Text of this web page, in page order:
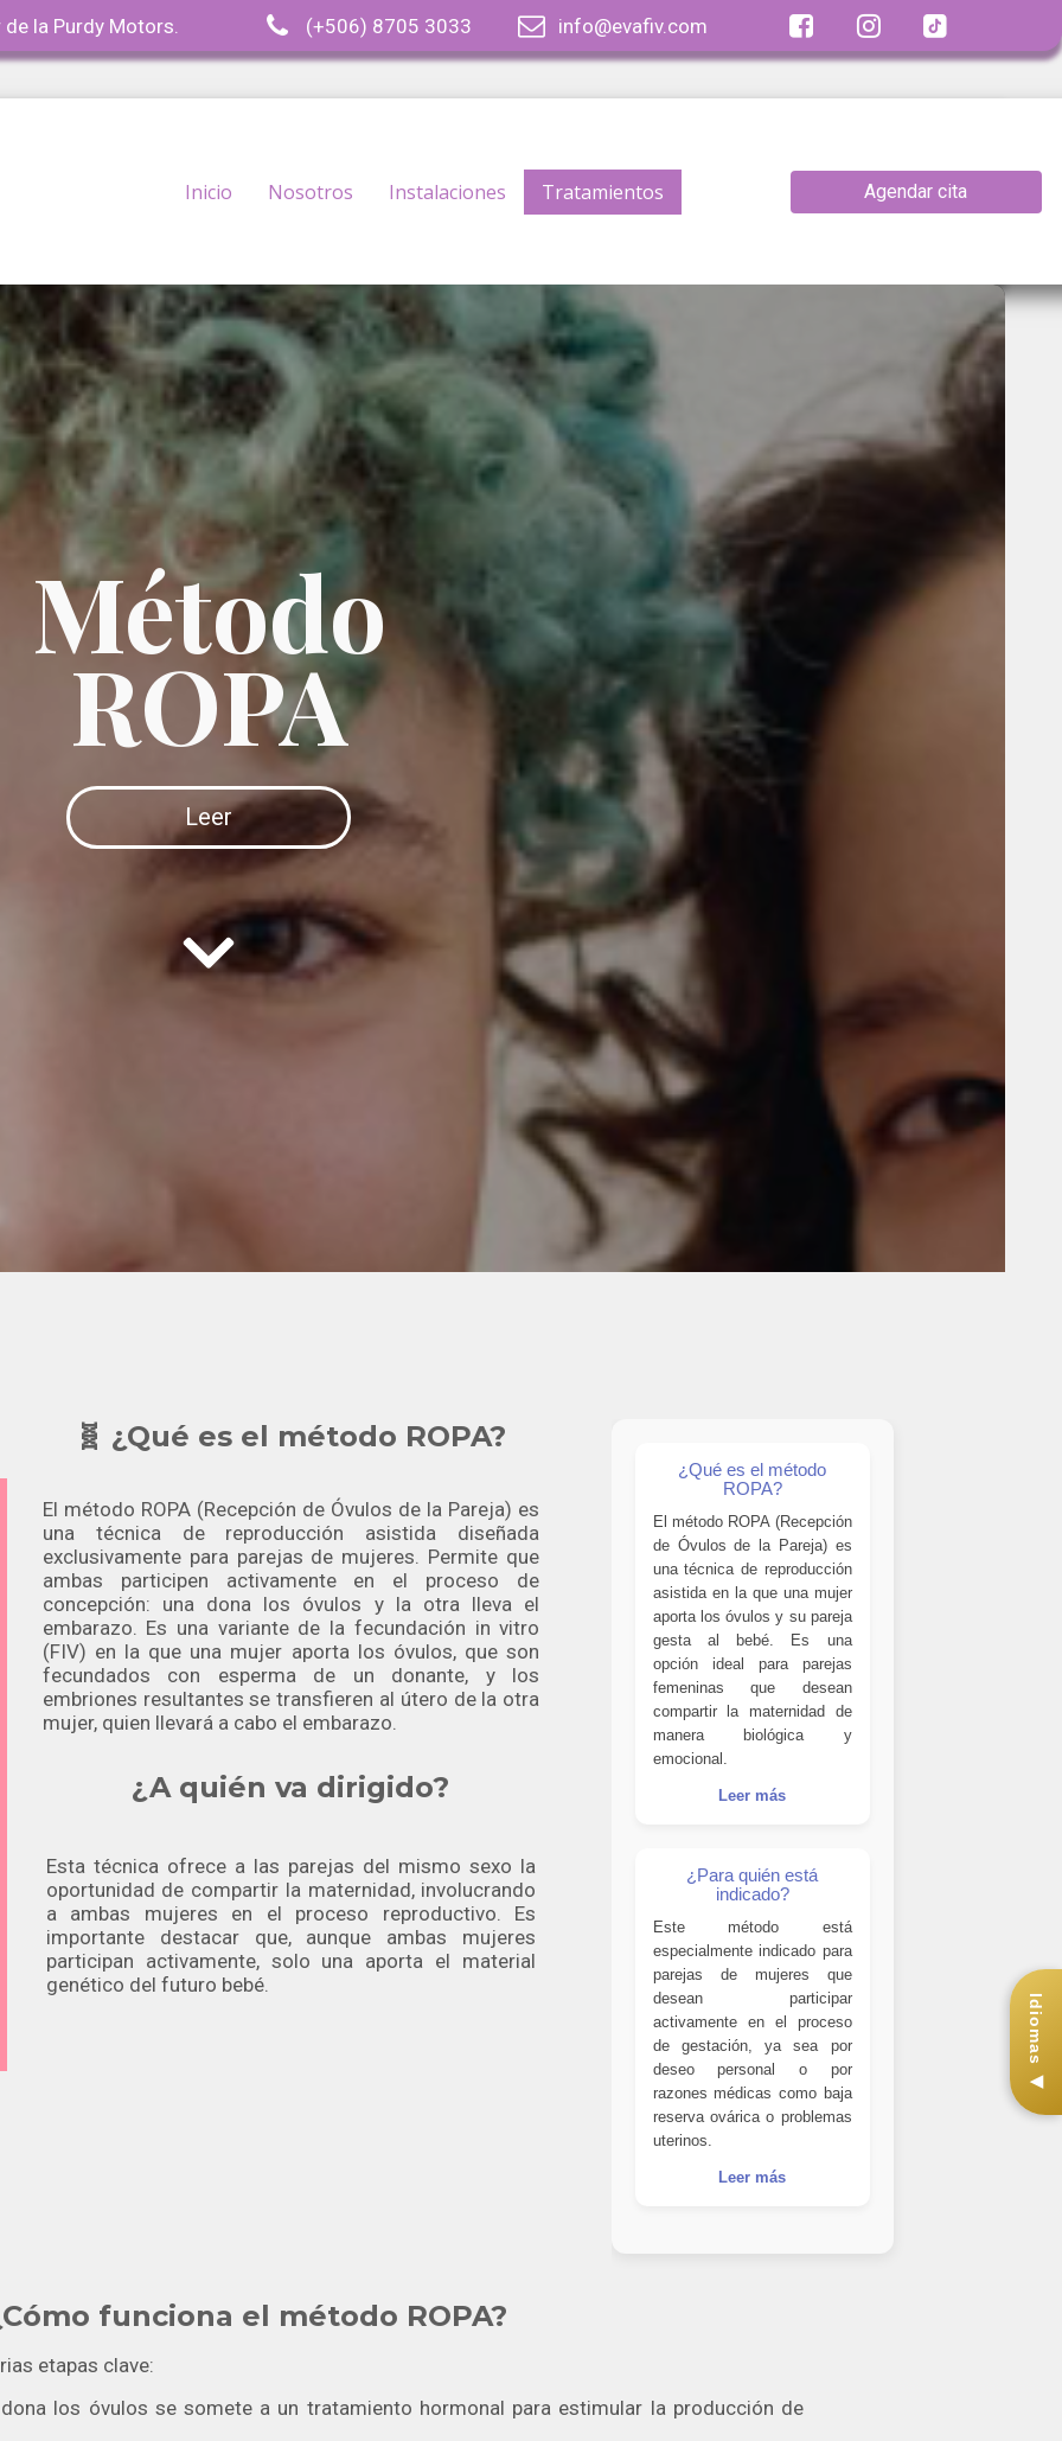
Idiomas ◀
Inicio Nosotros Instalaciones Tratamientos Agendar cita
la Purdy Motors.  (+506) 8705 3033  info@evafiv.com   
Método
ROPA
Leer
🧬 ¿Qué es el método ROPA?
El método ROPA (Recepción de Óvulos de la Pareja) es
una técnica de reproducción asistida diseñada
exclusivamente para parejas de mujeres. Permite que
ambas participen activamente en el proceso de
concepción: una dona los óvulos y la otra lleva el
embarazo. Es una variante de la fecundación in vitro
(FIV) en la que una mujer aporta los óvulos, que son
fecundados con esperma de un donante, y los
embriones resultantes se transfieren al útero de la otra
mujer, quien llevará a cabo el embarazo.
¿A quién va dirigido?
Esta técnica ofrece a las parejas del mismo sexo la
oportunidad de compartir la maternidad, involucrando
a ambas mujeres en el proceso reproductivo. Es
importante destacar que, aunque ambas mujeres
participan activamente, solo una aporta el material
genético del futuro bebé.
¿Qué es el método
ROPA?
El método ROPA (Recepción
de Óvulos de la Pareja) es
una técnica de reproducción
asistida en la que una mujer
aporta los óvulos y su pareja
gesta al bebé. Es una
opción ideal para parejas
femeninas que desean
compartir la maternidad de
manera biológica y
emocional.
Leer más
¿Para quién está
indicado?
Este método está
especialmente indicado para
parejas de mujeres que
desean participar
activamente en el proceso
de gestación, ya sea por
deseo personal o por
razones médicas como baja
reserva ovárica o problemas
uterinos.
Leer más
funciona el método ROPA?
etapas clave:
los óvulos se somete a un tratamiento hormonal para estimular la producción de